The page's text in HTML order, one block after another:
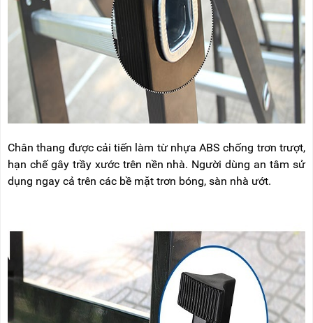
Chân thang được cải tiến làm từ nhựa ABS chống trơn trượt,
hạn chế gây trầy xước trên nền nhà. Người dùng an tâm sử
dụng ngay cả trên các bề mặt trơn bóng, sàn nhà ướt.